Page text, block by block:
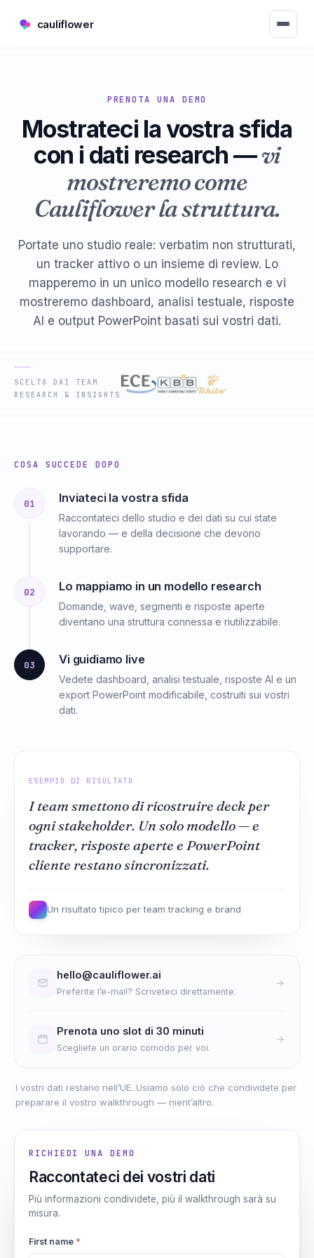
cauliflower
PRENOTA UNA DEMO
Mostrateci la vostra sfida
con i dati research —vi
mostreremo come
Cauliflower la struttura.
Portate uno studio reale: verbatim non strutturati,
un tracker attivo o un insieme di review. Lo
mapperemo in un unico modello research e vi
mostreremo dashboard, analisi testuale, risposte
AI e output PowerPoint basati sui vostri dati.
SCELTO DAI TEAM
RESEARCH & INSIGHTS
COSA SUCCEDE DOPO
01 Inviateci la vostra sfida
Raccontateci dello studio e dei dati su cui state
lavorando — e della decisione che devono
supportare.
02 Lo mappiamo in un modello research
Domande, wave, segmenti e risposte aperte
diventano una struttura connessa e riutilizzabile.
03 Vi guidiamo live
Vedete dashboard, analisi testuale, risposte AI e un
export PowerPoint modificabile, costruiti sui vostri
dati.
ESEMPIO DI RISULTATO
I team smettono di ricostruire deck per
ogni stakeholder. Un solo modello — e
tracker, risposte aperte e PowerPoint
cliente restano sincronizzati.
Un risultato tipico per team tracking e brand
hello@cauliflower.ai
Preferite l’e-mail? Scriveteci direttamente.
Prenota uno slot di 30 minuti
Scegliete un orario comodo per voi.
I vostri dati restano nell’UE. Usiamo solo ciò che condividete per
preparare il vostro walkthrough — nient’altro.
RICHIEDI UNA DEMO
Raccontateci dei vostri dati
Più informazioni condividete, più il walkthrough sarà su
misura.
First name *